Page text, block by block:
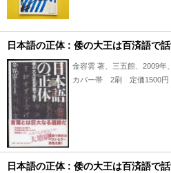
日本語の正体 : 倭の大王は百済語で
金容雲 著、三五館、2009年
カバー帯 2刷 定価1500円
日本語の正体 : 倭の大王は百済語で